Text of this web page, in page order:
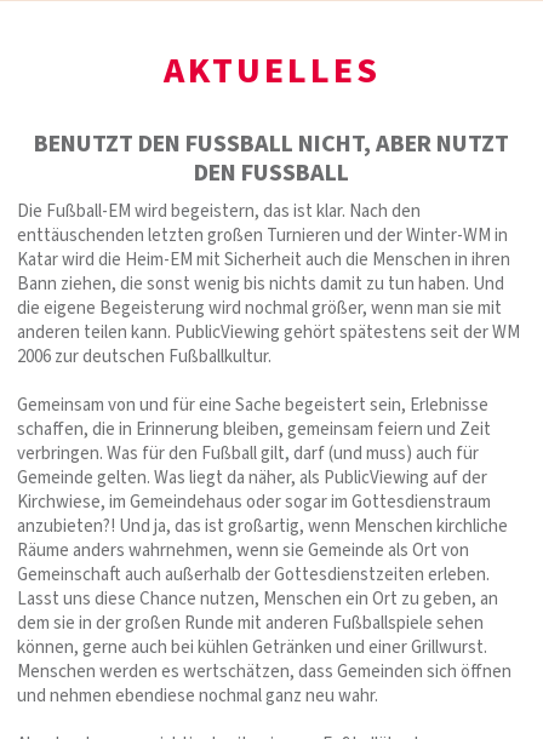
AKTUELLES
BENUTZT DEN FUSSBALL NICHT, ABER NUTZT D
EN FUSSBALL
Die Fußball-EM wird begeistern, das ist klar. Nach den
enttäuschenden letzten großen Turnieren und der Winter-WM in
Katar wird die Heim-EM mit Sicherheit auch die Menschen in ihren
Bann ziehen, die sonst wenig bis nichts damit zu tun haben. Und
die eigene Begeisterung wird nochmal größer, wenn man sie mit
anderen teilen kann. PublicViewing gehört spätestens seit der WM
2006 zur deutschen Fußballkultur.
Gemeinsam von und für eine Sache begeistert sein, Erlebnisse
schaffen, die in Erinnerung bleiben, gemeinsam feiern und Zeit
verbringen. Was für den Fußball gilt, darf (und muss) auch für
Gemeinde gelten. Was liegt da näher, als PublicViewing auf der
Kirchwiese, im Gemeindehaus oder sogar im Gottesdienstraum
anzubieten?! Und ja, das ist großartig, wenn Menschen kirchliche
Räume anders wahrnehmen, wenn sie Gemeinde als Ort von
Gemeinschaft auch außerhalb der Gottesdienstzeiten erleben.
Lasst uns diese Chance nutzen, Menschen ein Ort zu geben, an
dem sie in der großen Runde mit anderen Fußballspiele sehen
können, gerne auch bei kühlen Getränken und einer Grillwurst.
Menschen werden es wertschätzen, dass Gemeinden sich öffnen
und nehmen ebendiese nochmal ganz neu wahr.